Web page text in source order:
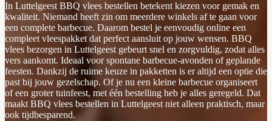
In Luttelgeest BBQ vlees bestellen betekent kiezen voor gemak en
kwaliteit. Niemand heeft zin om meerdere winkels af te gaan voor
een complete barbecue. Daarom bestel je eenvoudig online een
compleet vleespakket dat perfect aansluit op jouw wensen. BBQ
vlees bezorgen in Luttelgeest gebeurt snel en zorgvuldig, zodat alles
vers aankomt. Ideaal voor spontane barbecue-avonden of geplande
feesten. Dankzij de ruime keuze in pakketten is er altijd een optie die
past bij jouw gezelschap. Of je nu een kleine barbecue organiseert
of een groter tuinfeest, met één bestelling heb je alles geregeld. Dat
maakt BBQ vlees bestellen in Luttelgeest niet alleen praktisch, maar
ook tijdbesparend.